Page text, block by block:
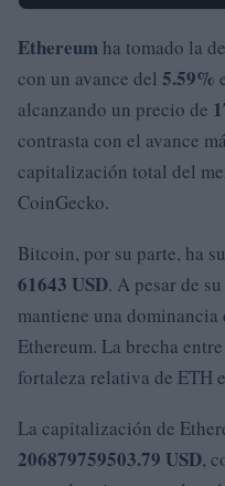
Ethereum ha tomado la
con un avance del 5.59%
alcanzando un precio de
contrasta con el avance
capitalización total del
CoinGecko.
Bitcoin, por su parte, ha
61643 USD. A pesar de
mantiene una dominancia
Ethereum. La brecha
fortaleza relativa de ETH
La capitalización de
206879759503.79 USD,